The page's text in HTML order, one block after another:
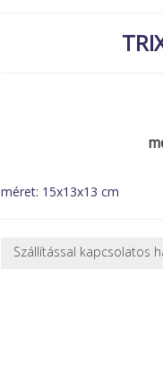
méret: 15x13x13 cm
Szállítással kapcsolatos